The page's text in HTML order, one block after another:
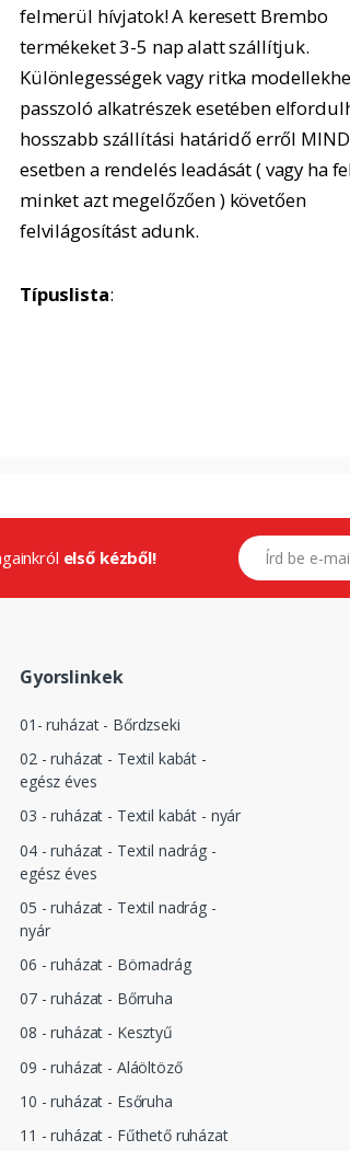
felmerül hívjatok! A keresett Brembo
termékeket 3-5 nap alatt szállítjuk.
Különlegességek vagy ritka
passzoló alkatrészek esetében
hosszabb szállítási határidő erről
esetben a rendelés leadását ( vagy ha
minket azt megelőzően ) követően
felvilágosítást adunk.
Típuslista:
első kézből!
E-mail címed
Gyorslinkek
01- ruházat - Bőrdzseki
02 - ruházat - Textil kabát -
egész éves
03 - ruházat - Textil kabát - nyár
04 - ruházat - Textil nadrág -
egész éves
05 - ruházat - Textil nadrág -
nyár
06 - ruházat - Börnadrág
07 - ruházat - Bőrruha
08 - ruházat - Kesztyű
09 - ruházat - Aláöltöző
10 - ruházat - Esőruha
11 - ruházat - Fűthető ruházat